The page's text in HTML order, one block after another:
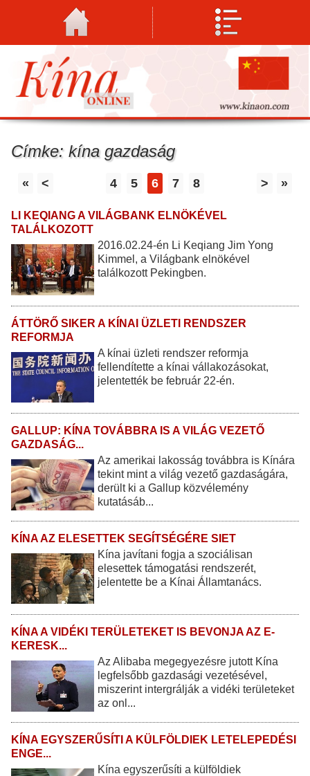
Címke: kína gazdaság
« < 4 5 6 7 8 > »
LI KEQIANG A VILÁGBANK ELNÖKÉVEL
TALÁLKOZOTT
2016.02.24-én Li Keqiang Jim Yong
Kimmel, a Világbank elnökével
találkozott Pekingben.
ÁTTÖRŐ SIKER A KÍNAI ÜZLETI RENDSZER
REFORMJA
A kínai üzleti rendszer reformja
fellendítette a kínai vállakozásokat,
jelentették be február 22-én.
GALLUP: KÍNA TOVÁBBRA IS A VILÁG VEZETŐ
GAZDASÁG...
Az amerikai lakosság továbbra is Kínára
tekint mint a világ vezető gazdaságára,
derült ki a Gallup közvélemény
kutatásáb...
KÍNA AZ ELESETTEK SEGÍTSÉGÉRE SIET
Kína javítani fogja a szociálisan
elesettek támogatási rendszerét,
jelentette be a Kínai Államtanács.
KÍNA A VIDÉKI TERÜLETEKET IS BEVONJA AZ E-
KERESK...
Az Alibaba megegyezésre jutott Kína
legfelsőbb gazdasági vezetésével,
miszerint intergrálják a vidéki területeket
az onl...
KÍNA EGYSZERŰSÍTI A KÜLFÖLDIEK LETELEPEDÉSI
ENGE...
Kína egyszerűsíti a külföldiek